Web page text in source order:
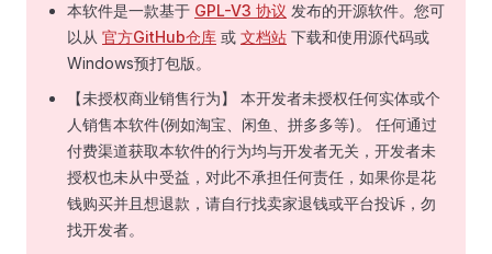
本软件是一款基于 GPL-V3 协议 发布的开源软件。您可
以从 官方GitHub仓库 或 文档站 下载和使用源代码或
Windows预打包版。
【未授权商业销售行为】 本开发者未授权任何实体或个
人销售本软件(例如淘宝、闲鱼、拼多多等)。 任何通过
付费渠道获取本软件的行为均与开发者无关，开发者未
授权也未从中受益，对此不承担任何责任，如果你是花
钱购买并且想退款，请自行找卖家退钱或平台投诉，勿
找开发者。